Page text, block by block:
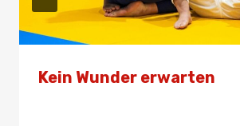
Kein Wunder erwarten